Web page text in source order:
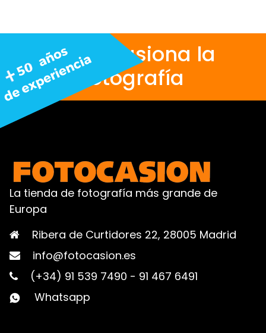
Nos apasiona la
fotografía
La tienda de fotografía más grande de
Europa
Ribera de Curtidores 22, 28005 Madrid
info@fotocasion.es
(+34) 91 539 7490 - 91 467 6491
Whatsapp